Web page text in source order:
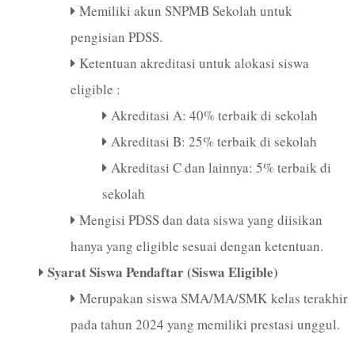
Memiliki akun SNPMB Sekolah untuk
pengisian PDSS.
Ketentuan akreditasi untuk alokasi siswa
eligible :
Akreditasi A: 40% terbaik di sekolah
Akreditasi B: 25% terbaik di sekolah
Akreditasi C dan lainnya: 5% terbaik di
sekolah
Mengisi PDSS dan data siswa yang diisikan
hanya yang eligible sesuai dengan ketentuan.
Syarat Siswa Pendaftar (Siswa Eligible)
Merupakan siswa SMA/MA/SMK kelas terakhir
pada tahun 2024 yang memiliki prestasi unggul.